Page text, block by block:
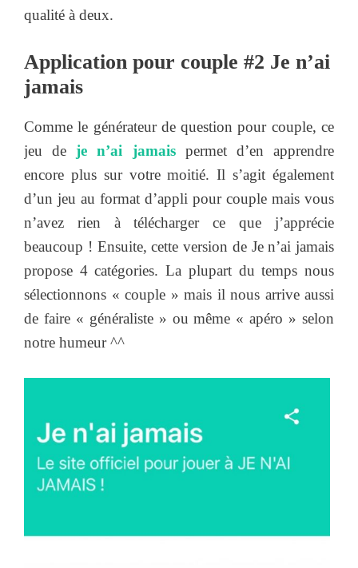
qualité à deux.
Application pour couple #2 Je n’ai
jamais
Comme le générateur de question pour couple, ce
jeu deje n’ai jamaispermet d’en apprendre
encore plus sur votre moitié. Il s’agit également
d’un jeu au format d’appli pour couple mais vous
n’avez rien à télécharger ce que j’apprécie
beaucoup ! Ensuite, cette version de Je n’ai jamais
propose 4 catégories. La plupart du temps nous
sélectionnons « couple » mais il nous arrive aussi
de faire « généraliste » ou même « apéro » selon
notre humeur ^^